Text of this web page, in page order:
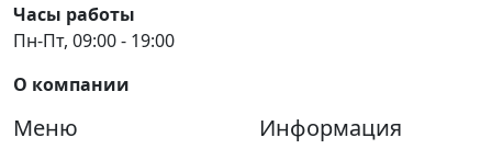
Часы работы
Пн-Пт, 09:00 - 19:00
О компании
Меню Информация